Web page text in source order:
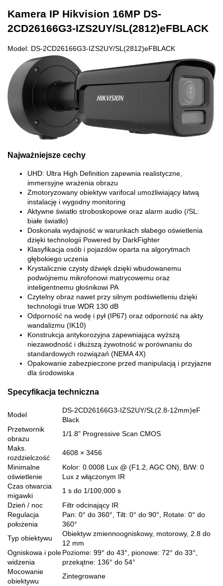
Kamera IP Hikvision 16MP DS-
2CD26166G3-IZS2UY/SL(2812)eFBLACK
Model: DS-2CD26166G3-IZS2UY/SL(2812)eFBLACK
Najważniejsze cechy
UHD: Ultra High Definition zapewnia realistyczne,
immersyjne wrażenia obrazu
Zmotoryzowany obiektyw varifocal umożliwiający łatwą
instalację i wygodny monitoring
Aktywne światło stroboskopowe oraz alarm audio (/SL:
białe światło)
Doskonała wydajność w warunkach słabego oświetlenia
dzięki technologii Powered by DarkFighter
Klasyfikacja osób i pojazdów oparta na algorytmach
głębokiego uczenia
Krystalicznie czysty dźwięk dzięki wbudowanemu
podwójnemu mikrofonowi matrycowemu oraz
inteligentnemu głośnikowi PA
Czytelny obraz nawet przy silnym podświetleniu dzięki
technologii true WDR 130 dB
Odporność na wodę i pył (IP67) oraz odporność na akty
wandalizmu (IK10)
Konstrukcja antykorozyjna zapewniająca wyższą
niezawodność i dłuższą żywotność w porównaniu do
standardowych rozwiązań (NEMA 4X)
Opakowanie zabezpieczone przed manipulacją i przyjazne
dla środowiska
Specyfikacja techniczna
Model
DS-2CD26166G3-IZS2UY/SL(2.8-12mm)eF
Black
Przetwornik
obrazu
1/1.8" Progressive Scan CMOS
Maks.
rozdzielczość
4608 × 3456
Minimalne
oświetlenie
Kolor: 0.0008 Lux @ (F1.2, AGC ON), B/W: 0
Lux z włączonym IR
Czas otwarcia
migawki
1 s do 1/100,000 s
Dzień / noc
Filtr odcinający IR
Regulacja
położenia
Pan: 0° do 360°, Tilt: 0° do 90°, Rotate: 0° do
360°
Typ obiektywu
Obiektyw zmiennoogniskowy, motorowy, 2.8 do
12 mm
Ogniskowa i pole
widzenia
Poziome: 99° do 43°, pionowe: 72° do 33°,
przekątne: 136° do 54°
Mocowanie
obiektywu
Zintegrowane